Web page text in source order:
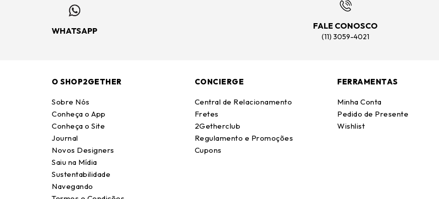
WHATSAPP
FALE CONOSCO
(11) 3059-4021
O SHOP2GETHER
Sobre Nós
Conheça o App
Conheça o Site
Journal
Novos Designers
Saiu na Mídia
Sustentabilidade
Navegando
CONCIERGE
Central de Relacionamento
Fretes
2Getherclub
Regulamento e Promoções
Cupons
FERRAMENTAS
Minha Conta
Pedido de Presente
Wishlist